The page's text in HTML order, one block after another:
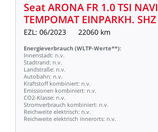
SeatARONA FR 1.0TSI NAVI
TEMPOMAT EINPARKH. SHZ
EZL: 06/2023 22060 km
Energieverbrauch (WLTP-Werte**):
Innenstadt: n.v.
Stadtrand: n.v.
Landstraße: n.v.
Autobahn: n.v.
Kraftstoff kombiniert: n.v.
Emissionen kombiniert: n.v.
CO2-Klasse: n.v.
Stromverbrauch kombiniert: n.v.
Reichweite elektrisch: n.v.
Reichweite elektrisch innerorts: n.v.